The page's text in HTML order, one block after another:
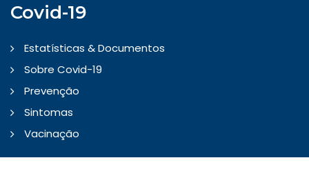
Covid-19
Estatísticas & Documentos
Sobre Covid-19
Prevenção
Sintomas
Vacinação